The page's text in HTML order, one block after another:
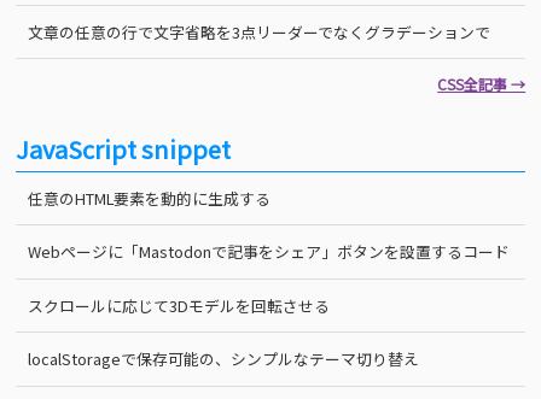
文章の任意の行で文字省略を3点リーダーでなくグラデーションで
CSS全記事 →
JavaScript snippet
任意のHTML要素を動的に生成する
Webページに「Mastodonで記事をシェア」ボタンを設置するコード
スクロールに応じて3Dモデルを回転させる
localStorageで保存可能の、シンプルなテーマ切り替え